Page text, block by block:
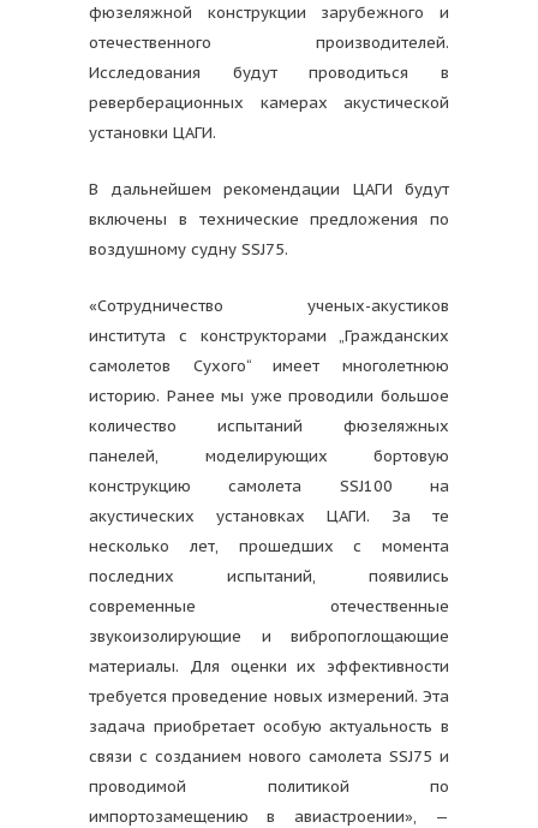
фюзеляжной конструкции зарубежного и
отечественного производителей.
Исследования будут проводиться в
реверберационных камерах акустической
установки ЦАГИ.
В дальнейшем рекомендации ЦАГИ будут
включены в технические предложения по
воздушному судну SSJ75.
«Сотрудничество ученых-акустиков
института с конструкторами „Гражданских
самолетов Сухого“ имеет многолетнюю
историю. Ранее мы уже проводили большое
количество испытаний фюзеляжных
панелей, моделирующих бортовую
конструкцию самолета SSJ100 на
акустических установках ЦАГИ. За те
несколько лет, прошедших с момента
последних испытаний, появились
современные отечественные
звукоизолирующие и вибропоглощающие
материалы. Для оценки их эффективности
требуется проведение новых измерений. Эта
задача приобретает особую актуальность в
связи с созданием нового самолета SSJ75 и
проводимой политикой по
импортозамещению в авиастроении», —